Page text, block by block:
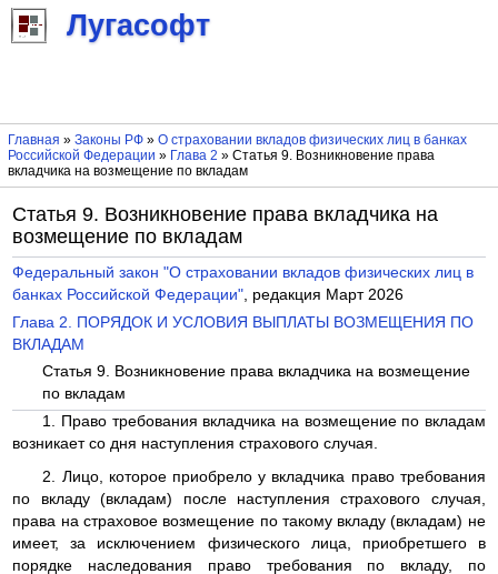
Лугасофт
Главная » Законы РФ» О страховании вкладов физических лиц в банках
Российской Федерации » Глава 2 » Статья 9. Возникновение права
вкладчика на возмещение по вкладам
Статья 9. Возникновение права вкладчика на
возмещение по вкладам
Федеральный закон "О страховании вкладов физических лиц в
банках Российской Федерации", редакция Март 2026
Глава 2. ПОРЯДОК И УСЛОВИЯ ВЫПЛАТЫ ВОЗМЕЩЕНИЯ ПО
ВКЛАДАМ
Статья 9. Возникновение права вкладчика на возмещение
по вкладам
1. Право требования вкладчика на возмещение по вкладам
возникает со дня наступления страхового случая.
2. Лицо, которое приобрело у вкладчика право требования
по вкладу (вкладам) после наступления страхового случая,
права на страховое возмещение по такому вкладу (вкладам) не
имеет, за исключением физического лица, приобретшего в
порядке наследования право требования по вкладу, по